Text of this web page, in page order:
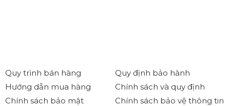
Quy trình bán hàng
Hướng dẫn mua hàng
Chính sách bảo mật
Quy định bảo hành
Chính sách và quy định
Chính sách bảo vệ thông tin